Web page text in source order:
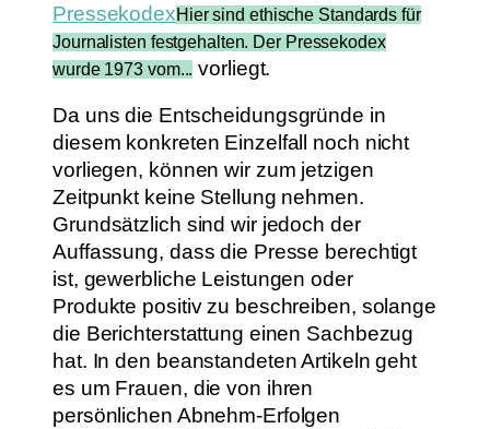
PressekodexHier sind ethische Standards für
Journalisten festgehalten. Der Pressekodex
wurde 1973 vom... vorliegt.
Da uns die Entscheidungsgründe in
diesem konkreten Einzelfall noch nicht
vorliegen, können wir zum jetzigen
Zeitpunkt keine Stellung nehmen.
Grundsätzlich sind wir jedoch der
Auffassung, dass die Presse berechtigt
ist, gewerbliche Leistungen oder
Produkte positiv zu beschreiben, solange
die Berichterstattung einen Sachbezug
hat. In den beanstandeten Artikeln geht
es um Frauen, die von ihren
persönlichen Abnehm-Erfolgen